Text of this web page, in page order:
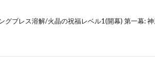
ブレス溶解/火晶の祝福レベル1(開幕) 第一幕: 神